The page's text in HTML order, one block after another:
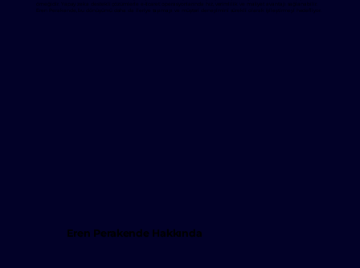
Eren Perakende Hakkında
örneğidir. Yapay zeka destekli çözümlerle e-ticaret operasyonlarında hız, verimlilik ve maliyet avantajı sağlanabilir.
Eren Perakende, bu dönüşümü daha da ileriye taşımayı ve müşteri deneyimini sürekli olarak iyileştirmeyi hedefliyor.